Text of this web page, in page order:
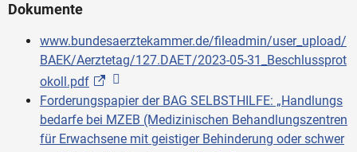
Dokumente
www.bundesaerztekammer.de/fileadmin/user_upload/
BAEK/Aerztetag/127.DAET/2023-05-31_Beschlussprot
okoll.pdf
Forderungspapier der BAG SELBSTHILFE: „Handlungs
bedarfe bei MZEB (Medizinischen Behandlungszentren
für Erwachsene mit geistiger Behinderung oder schwer